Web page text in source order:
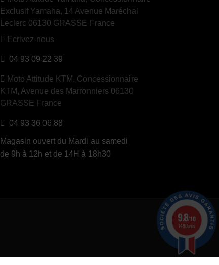
Exclusif Yamaha, 14 Avenue Maréchal
Leclerc 06130 GRASSE France
Ecrivez-nous
04 93 09 22 39
Moto Attitude KTM, Concessionnaire
KTM, Avenue des Marronniers 06130
GRASSE France
04 93 36 06 88
Magasin ouvert du Mardi au samedi
de 9h à 12h et de 14H à 18h30
9.8/10
1490 avis